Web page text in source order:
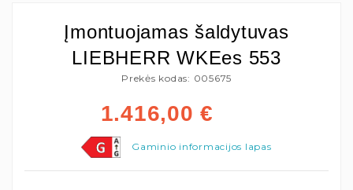
Įmontuojamas šaldytuvas
LIEBHERR WKEes 553
Prekės kodas: 005675
1.416,00 €
Gaminio informacijos lapas